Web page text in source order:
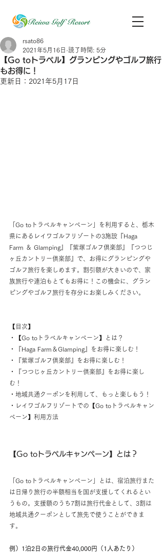
【Go toトラベル】グランピングやゴルフ旅行
もお得に！
rsato86
2021年5月16日 読了時間: 5分
更新日： 2021年5月17日
「Go toトラベルキャンペーン」を利用すると、栃木
県にあるレイワゴルフリゾートの3施設『Haga
Farm ＆ Glamping』『紫塚ゴルフ倶楽部』『つつじ
ヶ丘カントリー倶楽部』で、お得にグランピングや
ゴルフ旅行を楽しめます。割引額が大きいので、家
族旅行や連泊もとてもお得に！この機会に、グラン
ピングやゴルフ旅行を存分にお楽しみください。
【目次】
・【Go toトラベルキャンペーン】とは？
・『Haga Farm＆Glamping』をお得に楽しむ！
・『紫塚ゴルフ倶楽部』をお得に楽しむ！
・『つつじヶ丘カントリー倶楽部』をお得に楽し
む！
・地域共通クーポンを利用して、もっと楽しもう！
・レイワゴルフリゾートでの【Go toトラベルキャン
ペーン】利用方法
【Go toトラベルキャンペーン】とは？
「Go toトラベルキャンペーン」とは、宿泊旅行また
は日帰り旅行の半額相当を国が支援してくれるとい
うもの。支援額のうち7割は旅行代金として、3割は
地域共通クーポンとして旅先で使うことができま
す。
例）1泊2日の旅行代金40,000円（1人あたり）